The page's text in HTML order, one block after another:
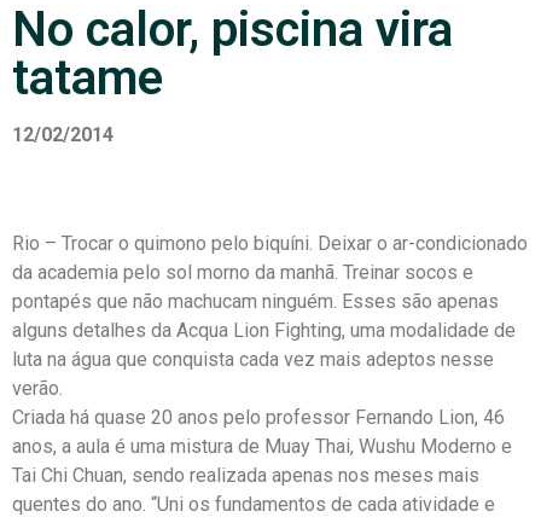
No calor, piscina vira
tatame
12/02/2014
Rio – Trocar o quimono pelo biquíni. Deixar o ar-condicionado
da academia pelo sol morno da manhã. Treinar socos e
pontapés que não machucam ninguém. Esses são apenas
alguns detalhes da Acqua Lion Fighting, uma modalidade de
luta na água que conquista cada vez mais adeptos nesse
verão.
Criada há quase 20 anos pelo professor Fernando Lion, 46
anos, a aula é uma mistura de Muay Thai, Wushu Moderno e
Tai Chi Chuan, sendo realizada apenas nos meses mais
quentes do ano. “Uni os fundamentos de cada atividade e